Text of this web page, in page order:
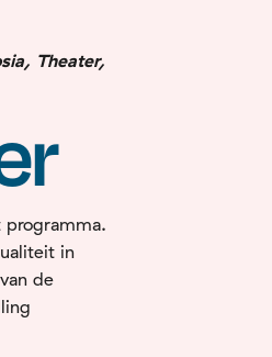
Theater,
programma.
in
de